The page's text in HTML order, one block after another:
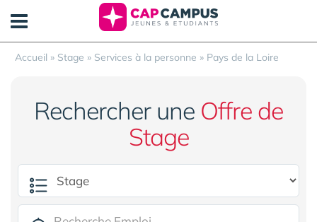
Accueil » Stage » Services à la personne » Pays de la Loire
Rechercher une Offre de
Stage
Panneau de gestion des cookies